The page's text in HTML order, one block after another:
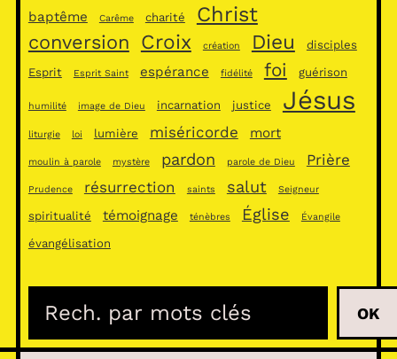
baptême Carême charité Christ
conversion Croix création Dieu disciples
Esprit Esprit Saint espérance fidélité foi guérison
humilité image de Dieu incarnation justice Jésus
liturgie loi lumière miséricorde mort
moulin à parole mystère pardon parole de Dieu Prière
Prudence résurrection saints salut Seigneur
spiritualité témoignage ténèbres Église Évangile
évangélisation
c
OK